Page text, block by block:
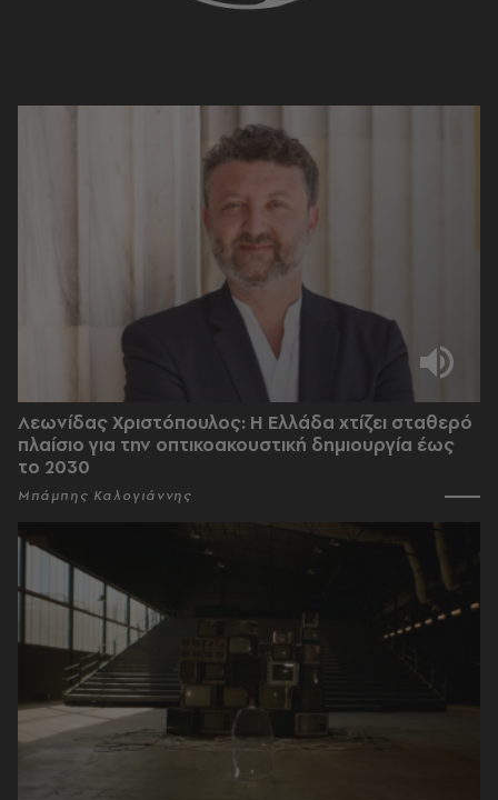
Λεωνίδας Χριστόπουλος: Η Ελλάδα χτίζει σταθερό
πλαίσιο για την οπτικοακουστική δημιουργία έως
το 2030
Μπάμπης Καλογιάννης